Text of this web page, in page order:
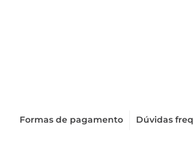
Formas de pagamento Dúvidas